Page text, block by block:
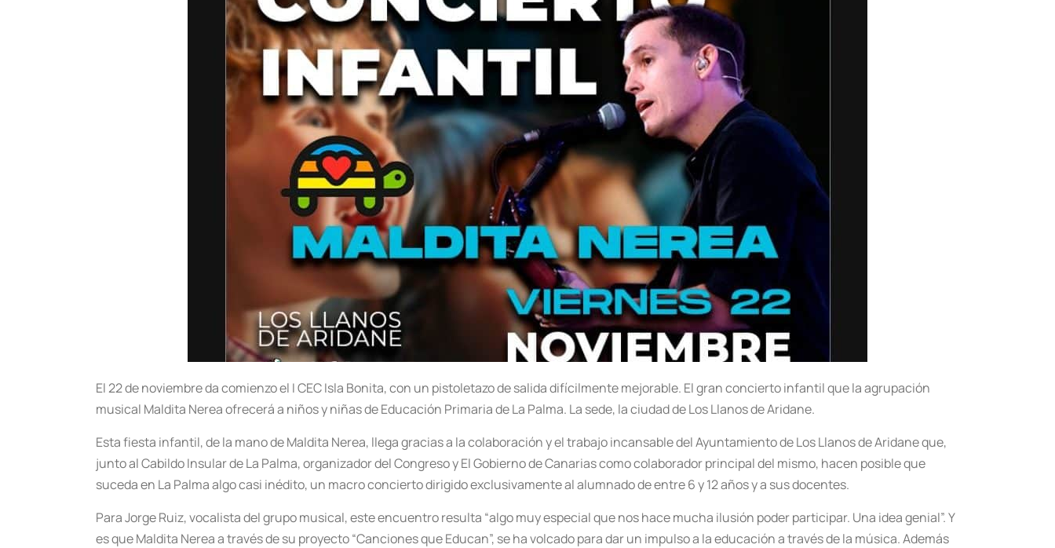
El 22 de noviembre da comienzo el I CEC Isla Bonita, con un pistoletazo de salida difícilmente mejorable. El gran concierto infantil que la agrupación
musical Maldita Nerea ofrecerá a niños y niñas de Educación Primaria de La Palma. La sede, la ciudad de Los Llanos de Aridane.
Esta fiesta infantil, de la mano de Maldita Nerea, llega gracias a la colaboración y el trabajo incansable del Ayuntamiento de Los Llanos de Aridane que,
junto al Cabildo Insular de La Palma, organizador del Congreso y El Gobierno de Canarias como colaborador principal del mismo, hacen posible que
suceda en La Palma algo casi inédito, un macro concierto dirigido exclusivamente al alumnado de entre 6 y 12 años y a sus docentes.
Para Jorge Ruiz, vocalista del grupo musical, este encuentro resulta “algo muy especial que nos hace mucha ilusión poder participar. Una idea genial”. Y
es que Maldita Nerea a través de su proyecto “Canciones que Educan”, se ha volcado para dar un impulso a la educación a través de la música. Además